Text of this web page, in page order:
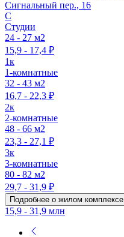
Сигнальный пер., 16
C
Студии
24 - 27 м2
15,9 - 17,4 ₽
1к
1-комнатные
32 - 43 м2
16,7 - 22,3 ₽
2к
2-комнатные
48 - 66 м2
23,3 - 27,1 ₽
3к
3-комнатные
80 - 82 м2
29,7 - 31,9 ₽
Подробнее о жилом комплексе
15,9 - 31,9 млн